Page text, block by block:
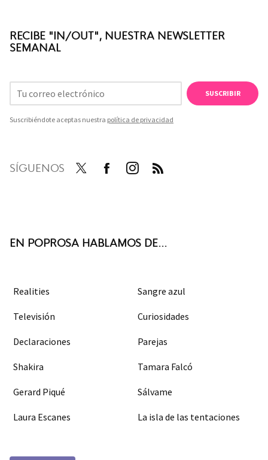
RECIBE "IN/OUT", NUESTRA NEWSLETTER
SEMANAL
SUSCRIBIR
Suscribiéndote aceptas nuestra política de privacidad
SÍGUENOS
EN POPROSA HABLAMOS DE...
Realities Sangre azul
Televisión Curiosidades
Declaraciones Parejas
Shakira Tamara Falcó
Gerard Piqué Sálvame
Laura Escanes La isla de las tentaciones